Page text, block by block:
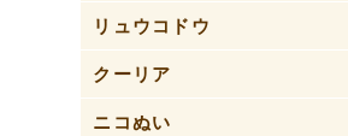
リュウコドウ
クーリア
ニコぬい